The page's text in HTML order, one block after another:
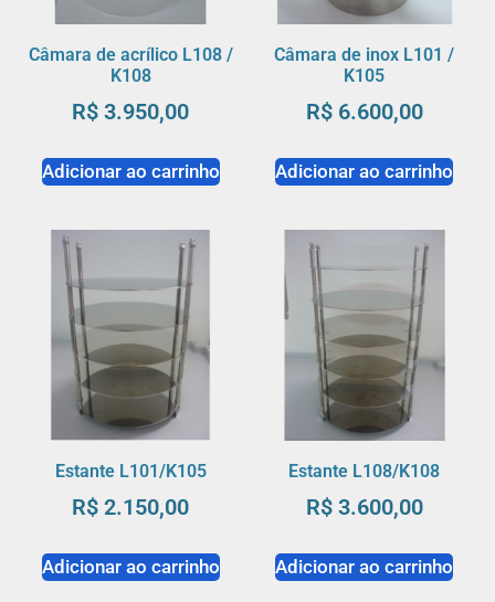
Câmara de acrílico L108 /
K108
R$ 3.950,00
Adicionar ao carrinho
Câmara de inox L101 /
K105
R$6.600,00
Adicionar ao carrinho
Estante L101/K105
R$ 2.150,00
Adicionar ao carrinho
Estante L108/K108
R$3.600,00
Adicionar ao carrinho